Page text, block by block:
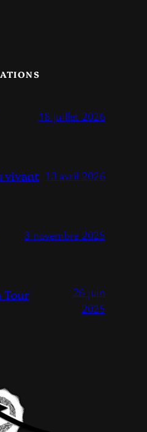
18 juillet 2026
vivant 13 avril 2026
3 novembre 2025
Tour
26 juin
2025